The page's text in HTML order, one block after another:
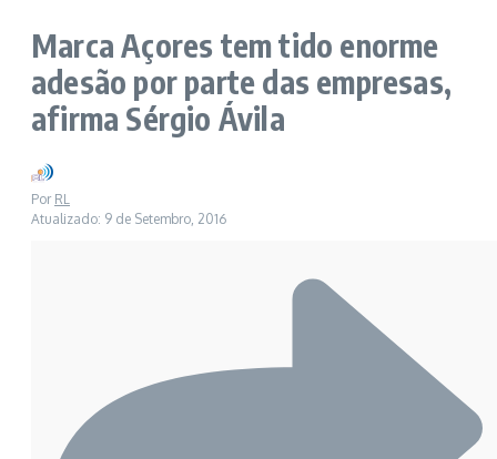
Marca Açores tem tido enorme
adesão por parte das empresas,
afirma Sérgio Ávila
Por RL
Atualizado: 9 de Setembro, 2016